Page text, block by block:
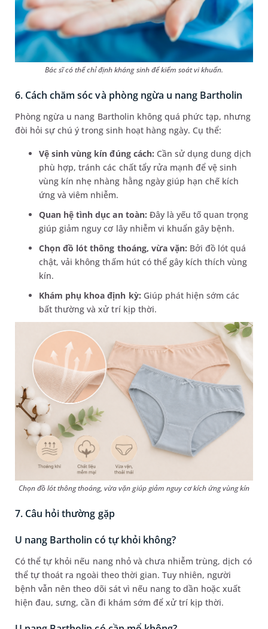
Bác sĩ có thể chỉ định kháng sinh để kiểm soát vi khuẩn.
6. Cách chăm sóc và phòng ngừa u nang Bartholin
Phòng ngừa u nang Bartholin không quá phức tạp, nhưng
đòi hỏi sự chú ý trong sinh hoạt hàng ngày. Cụ thể:
Vệ sinh vùng kín đúng cách: Cần sử dụng dung dịch
phù hợp, tránh các chất tẩy rửa mạnh để vệ sinh
vùng kín nhẹ nhàng hằng ngày giúp hạn chế kích
ứng và viêm nhiễm.
Quan hệ tình dục an toàn: Đây là yếu tố quan trọng
giúp giảm nguy cơ lây nhiễm vi khuẩn gây bệnh.
Chọn đồ lót thông thoáng, vừa vặn: Bởi đồ lót quá
chật, vải không thấm hút có thể gây kích thích vùng
kín.
Khám phụ khoa định kỳ: Giúp phát hiện sớm các
bất thường và xử trí kịp thời.
Chọn đồ lót thông thoáng, vừa vặn giúp giảm nguy cơ kích ứng vùng kín
7. Câu hỏi thường gặp
U nang Bartholin có tự khỏi không?
Có thể tự khỏi nếu nang nhỏ và chưa nhiễm trùng, dịch có
thể tự thoát ra ngoài theo thời gian. Tuy nhiên, người
bệnh vẫn nên theo dõi sát vì nếu nang to dần hoặc xuất
hiện đau, sưng, cần đi khám sớm để xử trí kịp thời.